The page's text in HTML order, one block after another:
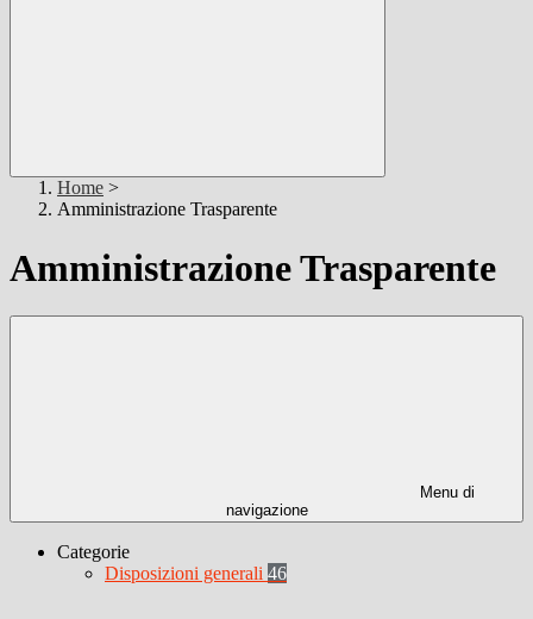
Home >
Amministrazione Trasparente
Amministrazione Trasparente
Menu di
navigazione
Categorie
Disposizioni generali 46